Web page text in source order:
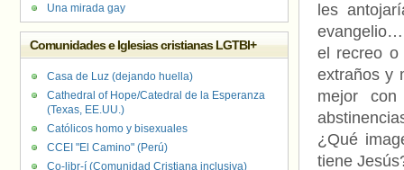
les
evangelio…
el recreo o
extraños y
mejor con
¿Qué
tiene
Una mirada gay
Comunidades e Iglesias cristianas LGTBI+
Casa de Luz (dejando huella)
Cathedral of Hope/Catedral de la Esperanza
(Texas, EE.UU.)
Católicos homo y bisexuales
CCEI "El Camino" (Perú)
Co-libr-í (Comunidad Cristiana inclusiva)